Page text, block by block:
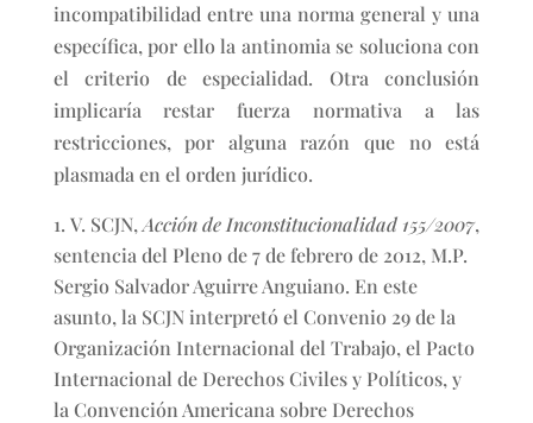
incompatibilidad entre una norma general y una
específica, por ello la antinomia se soluciona con
el criterio de especialidad. Otra conclusión
implicaría restar fuerza normativa a las
restricciones, por alguna razón que no está
plasmada en el orden jurídico.
V. SCJN, Acción de Inconstitucionalidad 155/2007,
sentencia del Pleno de 7 de febrero de 2012, M.P.
Sergio Salvador Aguirre Anguiano. En este
asunto, la SCJN interpretó el Convenio 29 de la
Organización Internacional del Trabajo, el Pacto
Internacional de Derechos Civiles y Políticos, y
la Convención Americana sobre Derechos